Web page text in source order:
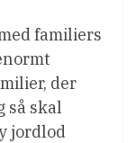
familiers
der
så skal
jordlod